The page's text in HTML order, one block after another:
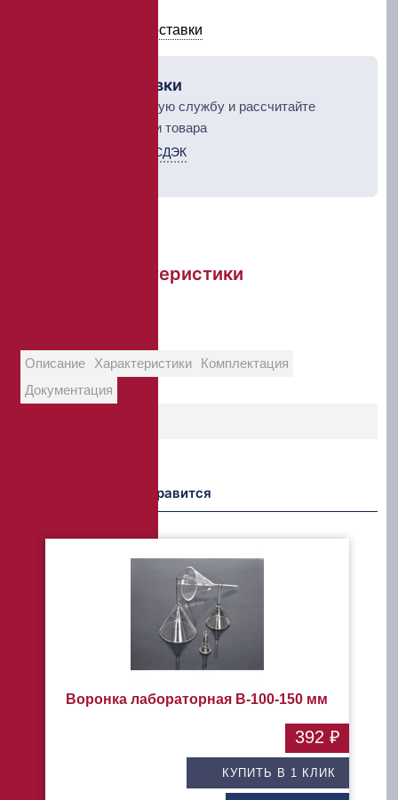
Условия оплаты и доставки
Рассчет доставки
Выберите курьерскую службу и рассчитайте
стоимость доставки товара
Курьерская служба СДЭК
Краткие характеристики
Описание Характеристики
Комплектация
Документация
Возможно Вам понравится
Воронка лабораторная В-100-150 мм
КУПИТЬ В 1 КЛИК
392 ₽